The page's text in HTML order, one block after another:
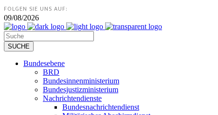
FOLGEN SIE UNS AUF:
09/08/2026
Bundesebene
BRD
Bundesinnenministerium
Bundesjustizministerium
Nachrichtendienste
Bundesnachrichtendienst